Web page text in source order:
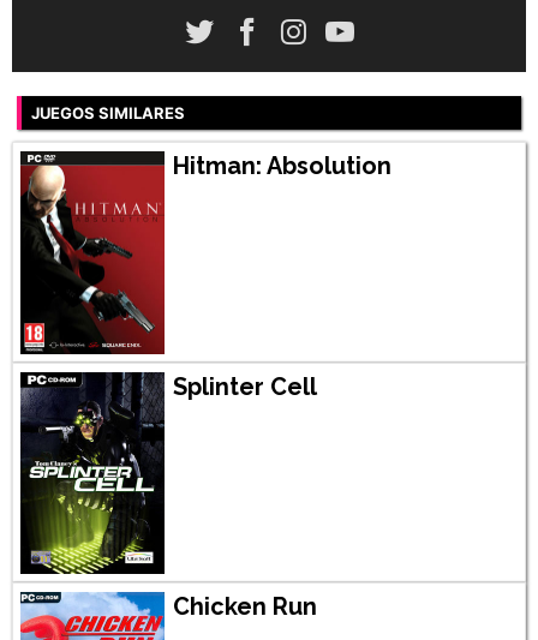
JUEGOS SIMILARES
Hitman: Absolution
Splinter Cell
Chicken Run